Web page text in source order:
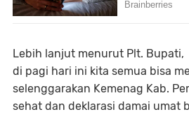
Lebih lanjut menurut Plt.
di pagi hari ini kita semua bisa
selenggarakan Kemenag Kab.
sehat dan deklarasi damai umat